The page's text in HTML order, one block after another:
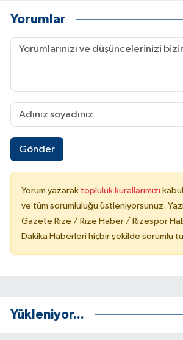
Yorumlar
Gönder
Yorum yazarak topluluk kurallarımızı
ve tüm sorumluluğu üstleniyorsunuz.
Gazete Rize / Rize Haber / Rizespor
Dakika Haberleri hiçbir şekilde sorumlu
Yükleniyor...